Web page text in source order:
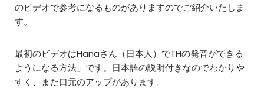
のビデオで参考になるものがありますのでご紹介いたしま
す。
最初のビデオはHanaさん（日本人）でTHの発音ができる
ようになる方法」です。日本語の説明付きなのでわかりや
すく、また口元のアップがあります。